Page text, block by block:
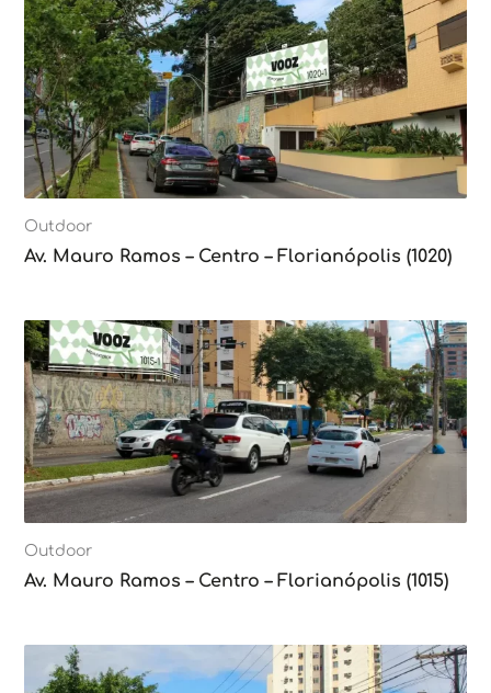
Outdoor
Av. Mauro Ramos – Centro – Florianópolis (1020)
Outdoor
Av. Mauro Ramos – Centro – Florianópolis (1015)